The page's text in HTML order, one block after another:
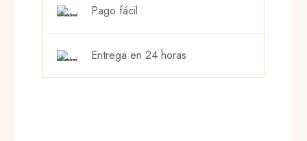
Pago fácil
Entrega en 24 horas